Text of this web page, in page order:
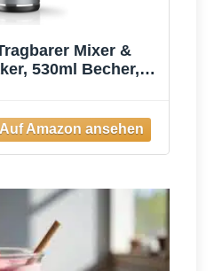
Mixer &
530ml Becher,